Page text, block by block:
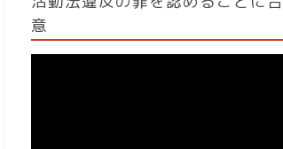
意